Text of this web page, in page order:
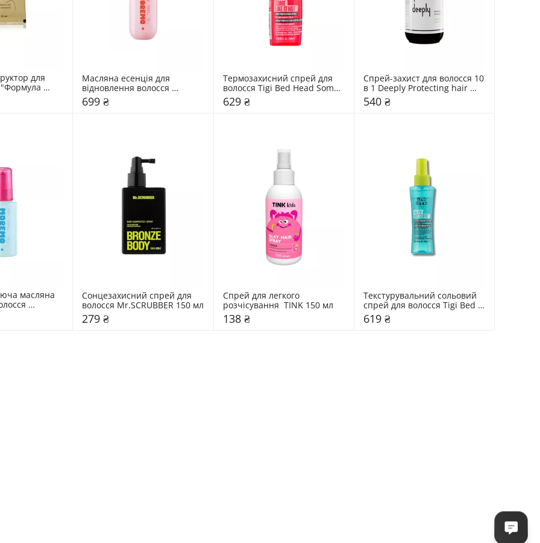
для
"Формула
Масляна есенція для
відновлення волосся
MOREMO Hair Essence
Delightful Oil (RE)
699 ₴
Термозахисний спрей для
волосся Tigi Bed Head Some
Like It Hot
629 ₴
Спрей-захист для волосся 10
в 1 Deeply Protecting hair
spray 10 in 1
540 ₴
масляна
Сонцезахисний спрей для
волосся Mr.SCRUBBER 150 мл
279 ₴
Спрей для легкого
розчісування  TINK 150 мл
138 ₴
Текстурувальний сольовий
спрей для волосся Tigi Bed
Head 100 мл
619 ₴